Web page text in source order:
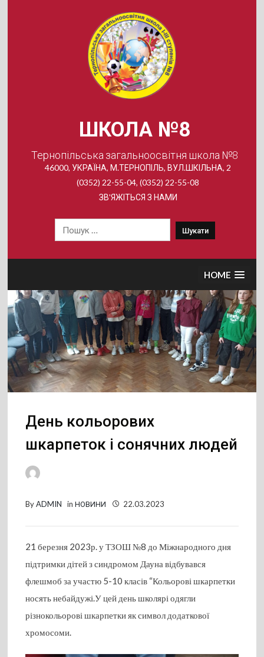
ШКОЛА №8
Тернопільська загальноосвітня школа №8
46000, УКРАЇНА, М.ТЕРНОПІЛЬ, ВУЛ.ШКІЛЬНА, 2
(0352) 22-55-04, (0352) 22-55-08
ЗВ'ЯЖІТЬСЯ З НАМИ
HOME
День кольорових
шкарпеток і сонячних людей
ByADMIN inНОВИНИ 22.03.2023
21 березня 2023р. у ТЗОШ №8 до Міжнародного дня
підтримки дітей з синдромом Дауна відбувався
флешмоб за участю 5-10 класів “Кольорові шкарпетки
носять небайдужі.У цей день школярі одягли
різнокольорові шкарпетки як символ додаткової
хромосоми.